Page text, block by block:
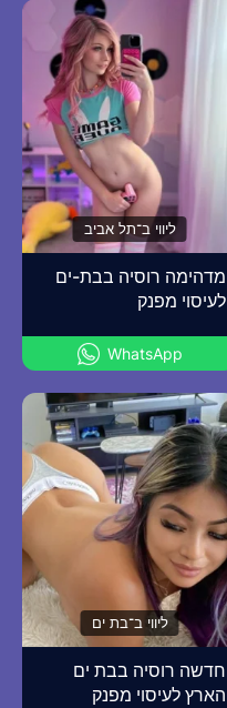
ליווי ב־תל אביב
מדהימה רוסיה בבת-ים
לעיסוי מפנק
WhatsApp
ליווי ב־בת ים
חדשה רוסיה בבת ים
הארץ לעיסוי מפנק